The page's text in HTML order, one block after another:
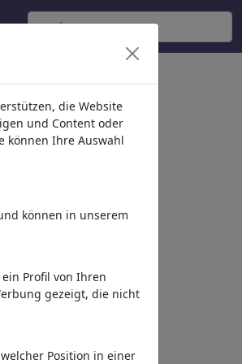
die Website
und Content oder
können Ihre Auswahl
können in unserem
Profil von Ihren
gezeigt, die nicht
Position in einer